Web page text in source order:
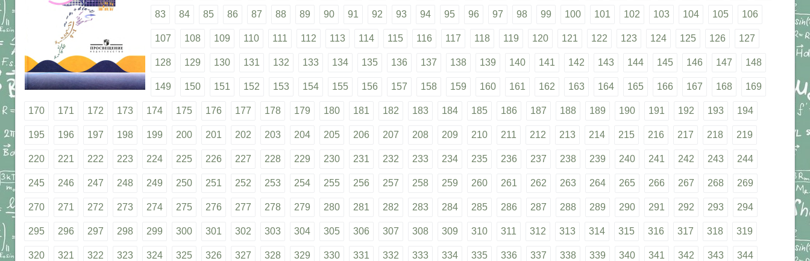
83 84 85 86 87 88 89 90 91 92 93 94 95 96 97 98 99 100 101 102 103 104 105 106
107 108 109 110 111 112 113 114 115 116 117 118 119 120 121 122 123 124 125 126 127
128 129 130 131 132 133 134 135 136 137 138 139 140 141 142 143 144 145 146 147 148
149 150 151 152 153 154 155 156 157 158 159 160 161 162 163 164 165 166 167 168 169
170 171 172 173 174 175 176 177 178 179 180 181 182 183 184 185 186 187 188 189 190 191 192 193 194
195 196 197 198 199 200 201 202 203 204 205 206 207 208 209 210 211 212 213 214 215 216 217 218 219
220 221 222 223 224 225 226 227 228 229 230 231 232 233 234 235 236 237 238 239 240 241 242 243 244
245 246 247 248 249 250 251 252 253 254 255 256 257 258 259 260 261 262 263 264 265 266 267 268 269
270 271 272 273 274 275 276 277 278 279 280 281 282 283 284 285 286 287 288 289 290 291 292 293 294
295 296 297 298 299 300 301 302 303 304 305 306 307 308 309 310 311 312 313 314 315 316 317 318 319
320 321 322 323 324 325 326 327 328 329 330 331 332 333 334 335 336 337 338 339 340 341 342 343 344